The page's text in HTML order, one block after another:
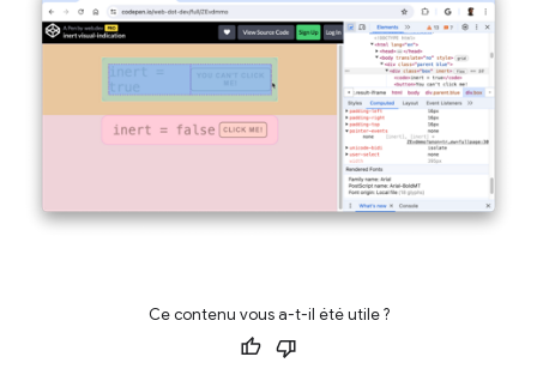
Ce contenu vous a-t-il été utile ?